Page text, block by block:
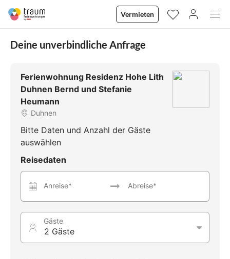
Vermieten
Deine unverbindliche Anfrage
Ferienwohnung Residenz Hohe Lith
Duhnen Bernd und Stefanie
Heumann
Duhnen
Bitte Daten und Anzahl der Gäste
auswählen
Reisedaten
Anreise* Abreise*
Gäste
2 Gäste